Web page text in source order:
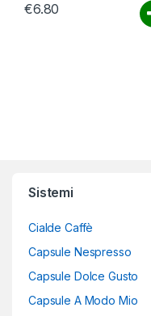
€6.80
Sistemi
Cialde Caffè
Capsule Nespresso
Capsule Dolce Gusto
Capsule A Modo Mio